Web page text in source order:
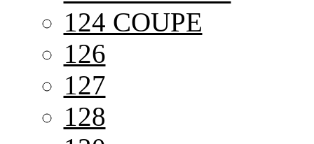
124 COUPE
126
127
128